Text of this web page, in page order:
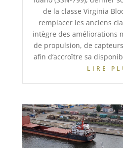
de la classe Virginia
remplacer les anciens
intègre des améliorations
de propulsion, de
afin d’accroître sa
LIRE